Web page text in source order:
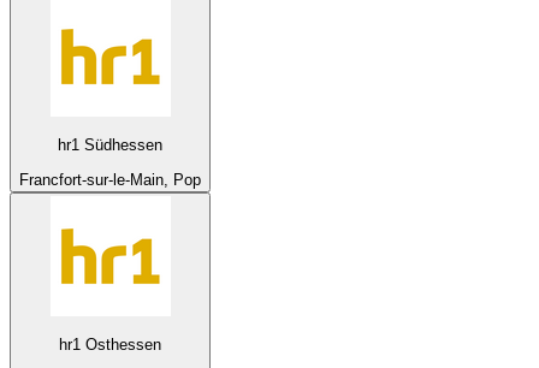
hr1 Südhessen
Francfort-sur-le-Main, Pop
hr1 Osthessen